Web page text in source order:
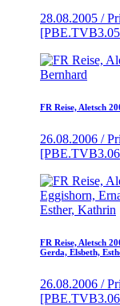
28.08.2005 /
FR Reise, Aletsch
26.08.2006 /
FR Reise, Aletsch
Gerda, Elsbeth,
26.08.2006 /